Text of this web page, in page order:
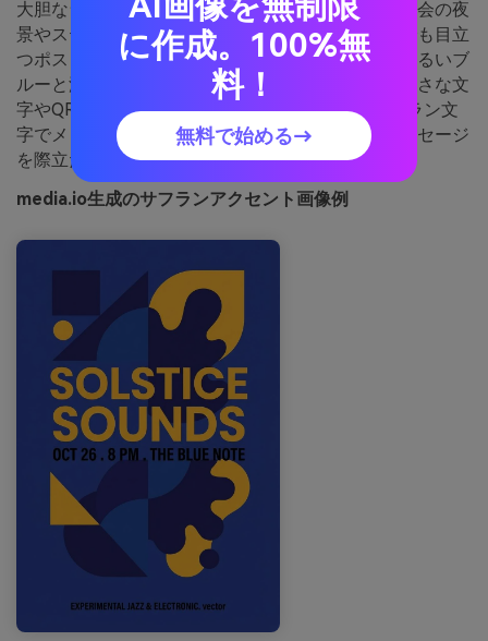
大胆なラピスブルーとサフランのアクセントは、都会の夜
景やステージのスポットライトのよう。遠くからでも目立
つポスターやフライヤー、ソーシャルタイルに。明るいブ
ルーと温かなサフランで日付や会場案内を、黒は小さな文
字やQRコード用に。コツ：濃いブルー背景にサフラン文
字でメリハリを出ししつつ、ネオン調にならずメッセージ
を際立たせます。
media.io生成のサフランアクセント画像例
に作成。100%無
料！
無料で始める→